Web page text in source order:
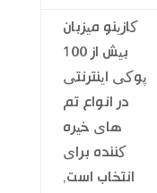
کازینو میزبان
بیش از 100
پوکی اینترنتی
در انواع تم
های خیره
کننده برای
انتخاب است,